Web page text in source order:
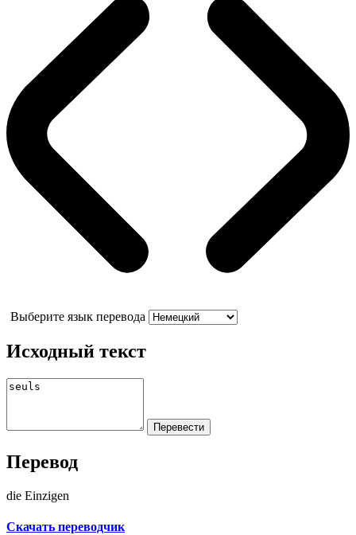
Выберите язык перевода
Исходный текст
Перевод
die Einzigen
Скачать переводчик